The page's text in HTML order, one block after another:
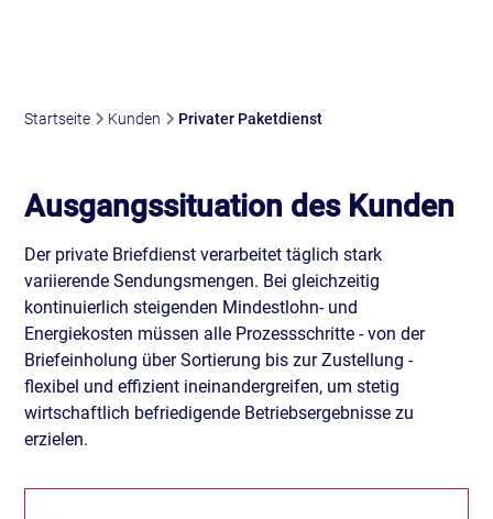
Startseite Kunden Privater Paketdienst
Ausgangssituation des Kunden
Der private Briefdienst verarbeitet täglich stark
variierende Sendungsmengen. Bei gleichzeitig
kontinuierlich steigenden Mindestlohn- und
Energiekosten müssen alle Prozessschritte - von der
Briefeinholung über Sortierung bis zur Zustellung -
flexibel und effizient ineinandergreifen, um stetig
wirtschaftlich befriedigende Betriebsergebnisse zu
erzielen.